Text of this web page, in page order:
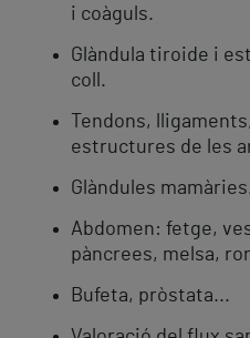
i coàguls.
Glàndula tiroide i
coll.
Tendons,
estructures de les
Glàndules
Abdomen: fetge,
pàncrees, melsa,
Bufeta, pròstata...